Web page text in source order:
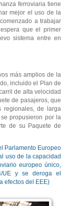
ferroviaria tiene
mejor el uso de la
a trabajar
que el primer
sistema entre en
más amplios de la
incluido el Plan de
de alta velocidad
de pasajeros, que
regionales, de larga
propusieron por la
de su Paquete de
Parlamento Europeo
uso de la capacidad
europeo único,
UE y se deroga el
efectos del EEE)